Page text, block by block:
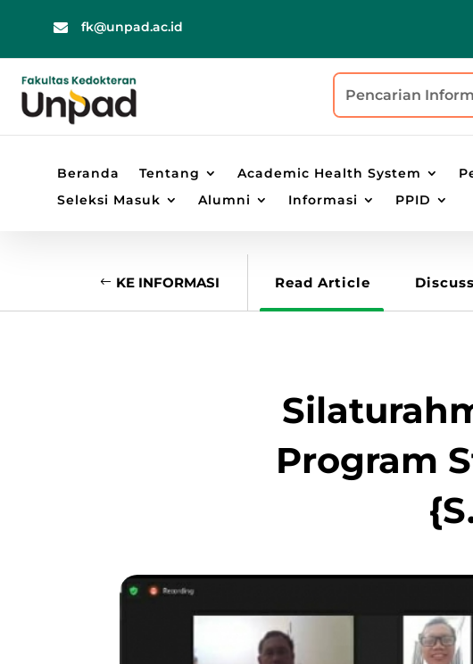
 fk@unpad.ac.id
Beranda Tentang Academic Health System
Seleksi Masuk
Alumni Informasi PPID
KE INFORMASI Read Article
Program